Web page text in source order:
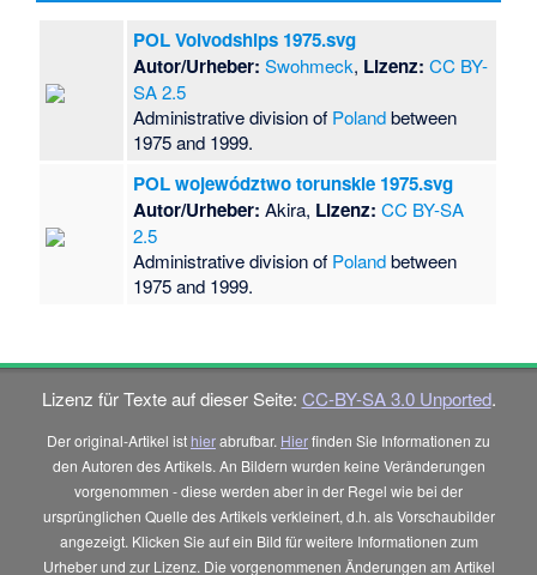
POL Voivodships 1975.svg
Autor/Urheber: Swohmeck, Lizenz: CC BY-
SA 2.5
Administrative division of Polandbetween
1975 and 1999.
POL województwo torunskie 1975.svg
Autor/Urheber: Akira, Lizenz: CC BY-SA
2.5
Administrative division of Polandbetween
1975 and 1999.
Lizenz für Texte auf dieser Seite: CC-BY-SA 3.0 Unported.
Der original-Artikel ist hierabrufbar. Hierfinden Sie Informationen zu
den Autoren des Artikels. An Bildern wurden keine Veränderungen
vorgenommen - diese werden aber in der Regel wie bei der
ursprünglichen Quelle des Artikels verkleinert, d.h. als Vorschaubilder
angezeigt. Klicken Sie auf ein Bild für weitere Informationen zum
Urheber und zur Lizenz. Die vorgenommenen Änderungen am Artikel